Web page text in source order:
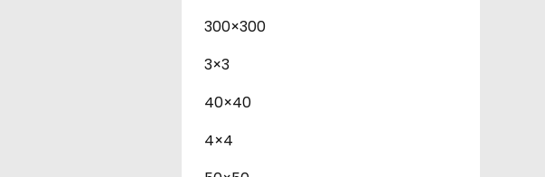
300×300
3×3
40×40
4×4